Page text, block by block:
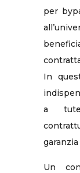
per
In
a
Un